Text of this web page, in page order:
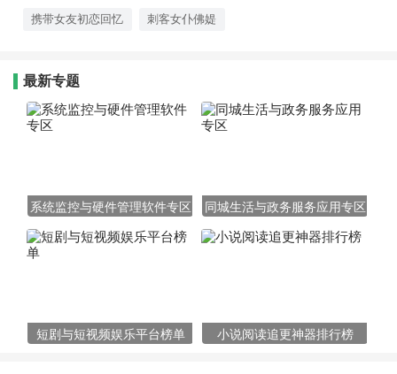
携带女友初恋回忆 刺客女仆佛媞
最新专题
系统监控与硬件管理软件专区 同城生活与政务服务应用专区
短剧与短视频娱乐平台榜单 小说阅读追更神器排行榜